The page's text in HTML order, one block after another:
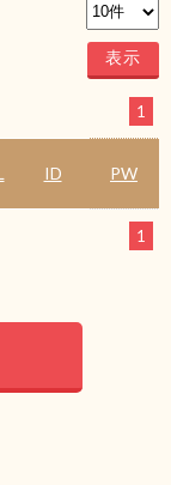
1
ID PW
1